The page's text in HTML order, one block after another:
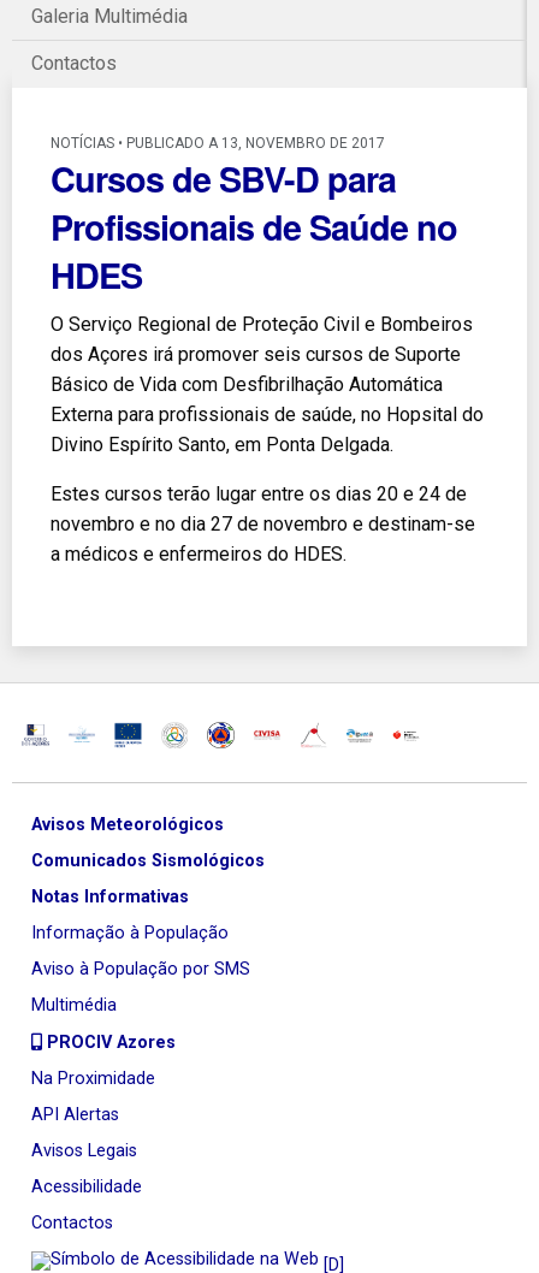
Galeria Multimédia
Contactos
NOTÍCIAS • PUBLICADO A 13, NOVEMBRO DE 2017
Cursos de SBV-D para
Profissionais de Saúde no
HDES
O Serviço Regional de Proteção Civil e Bombeiros
dos Açores irá promover seis cursos de Suporte
Básico de Vida com Desfibrilhação Automática
Externa para profissionais de saúde, no Hopsital do
Divino Espírito Santo, em Ponta Delgada.
Estes cursos terão lugar entre os dias 20 e 24 de
novembro e no dia 27 de novembro e destinam-se
a médicos e enfermeiros do HDES.
Avisos Meteorológicos
Comunicados Sismológicos
Notas Informativas
Informação à População
Aviso à População por SMS
Multimédia
PROCIV Azores
Na Proximidade
API Alertas
Avisos Legais
Acessibilidade
Contactos
[D]